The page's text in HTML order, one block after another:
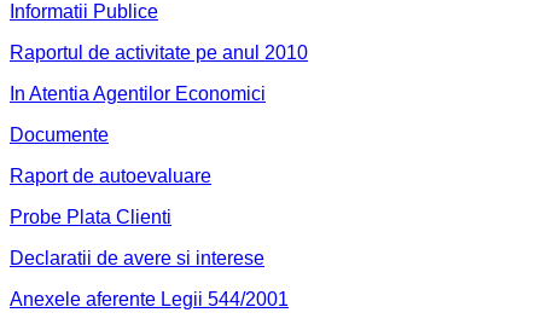
Informatii Publice
Raportul de activitate pe anul 2010
In Atentia Agentilor Economici
Documente
Raport de autoevaluare
Probe Plata Clienti
Declaratii de avere si interese
Anexele aferente Legii 544/2001